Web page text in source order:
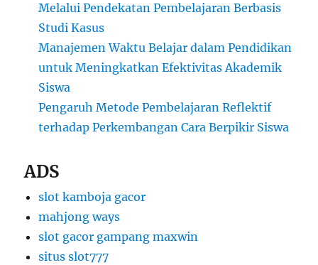
Melalui Pendekatan Pembelajaran Berbasis
Studi Kasus
Manajemen Waktu Belajar dalam Pendidikan
untuk Meningkatkan Efektivitas Akademik
Siswa
Pengaruh Metode Pembelajaran Reflektif
terhadap Perkembangan Cara Berpikir Siswa
ADS
slot kamboja gacor
mahjong ways
slot gacor gampang maxwin
situs slot777